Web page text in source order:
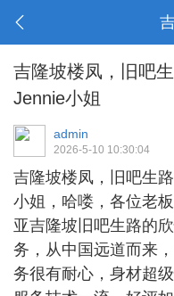
吉隆坡楼凤，旧吧
Jennie小姐
admin
2026-5-10 10:30:04
吉隆坡楼凤 ，旧吧生
小姐，哈喽，各位老
亚吉隆坡旧吧生路的
务，从中国远道而来
务很有耐心，身材超